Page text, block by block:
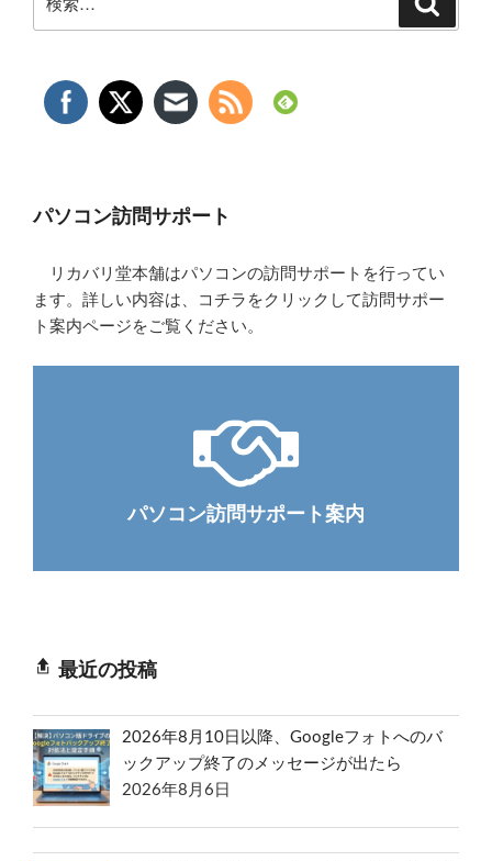
索:
パソコン訪問サポート
リカバリ堂本舗はパソコンの訪問サポートを行ってい
ます。詳しい内容は、コチラをクリックして訪問サポー
ト案内ページをご覧ください。
パソコン訪問サポート案内
最近の投稿
2026年8月10日以降、Googleフォトへのバ
ックアップ終了のメッセージが出たら
2026年8月6日